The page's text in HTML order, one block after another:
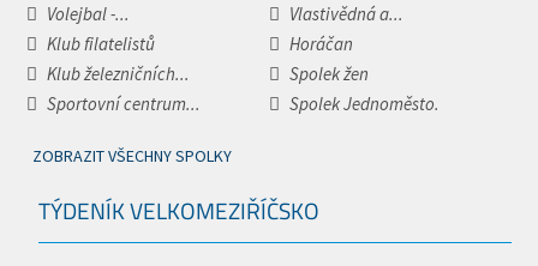
Volejbal -...
Vlastivědná a...
Klub filatelistů
Horáčan
Klub železničních...
Spolek žen
Sportovní centrum...
Spolek Jednoměsto.
ZOBRAZIT VŠECHNY SPOLKY
TÝDENÍK VELKOMEZIŘÍČSKO